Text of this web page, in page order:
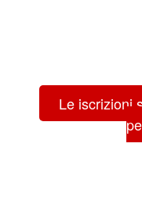
Le iscrizioni